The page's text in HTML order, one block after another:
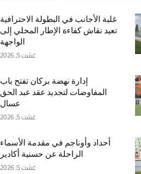
غلبة الأجانب في البطولة الاحترافية
تعيد نقاش كفاءة الإطار المحلي إلى
الواجهة
غشت 5, 2026
إدارة نهضة بركان تفتح باب
المفاوضات لتجديد عقد عبد الحق
عسال
غشت 5, 2026
أحداد وأوناجم في مقدمة الأسماء
الراحلة عن حسنية أكادير
غشت 5, 2026